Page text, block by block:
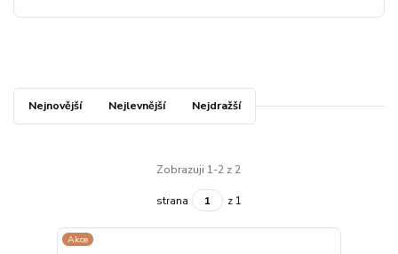
Nejnovější Nejlevnější Nejdražší
Zobrazuji 1-2 z 2
strana z 1
Akce